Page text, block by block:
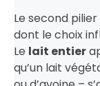
Le second
dont le choix
Le lait entier
qu’un lait